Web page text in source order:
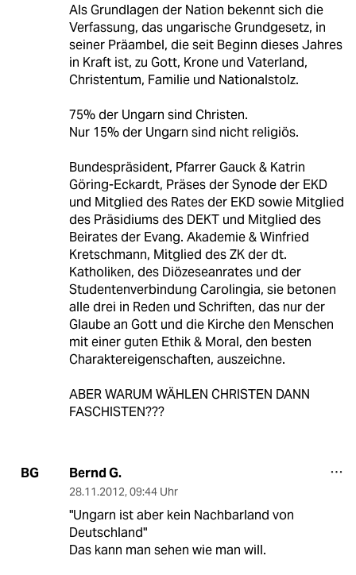
Als Grundlagen der Nation bekennt sich die
Verfassung, das ungarische Grundgesetz, in
seiner Präambel, die seit Beginn dieses Jahres
in Kraft ist, zu Gott, Krone und Vaterland,
Christentum, Familie und Nationalstolz.
75% der Ungarn sind Christen.
Nur 15% der Ungarn sind nicht religiös.
Bundespräsident, Pfarrer Gauck & Katrin
Göring-Eckardt, Präses der Synode der EKD
und Mitglied des Rates der EKD sowie Mitglied
des Präsidiums des DEKT und Mitglied des
Beirates der Evang. Akademie & Winfried
Kretschmann, Mitglied des ZK der dt.
Katholiken, des Diözeseanrates und der
Studentenverbindung Carolingia, sie betonen
alle drei in Reden und Schriften, das nur der
Glaube an Gott und die Kirche den Menschen
mit einer guten Ethik & Moral, den besten
Charaktereigenschaften, auszeichne.
ABER WARUM WÄHLEN CHRISTEN DANN
FASCHISTEN???
BG Bernd G.
28.11.2012, 09:44 Uhr
"Ungarn ist aber kein Nachbarland von
Deutschland"
Das kann man sehen wie man will.